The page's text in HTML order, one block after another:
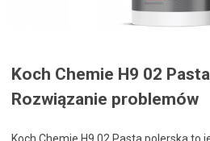
Koch Chemie H9 02
Rozwiązanie problemów